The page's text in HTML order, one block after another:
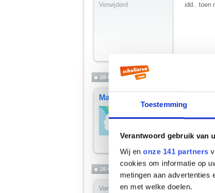
Toestemming
Verantwoord gebruik van
Wij en onze 141 partners
cookies om informatie op
metingen aan advertenties
en met welke doelen.
Verwijderd idd.. toen
28-06-2007, 14:23
Martiño
Shit! Ik
28-06-2007, 14:30
Verwijderd Hoera! Ik